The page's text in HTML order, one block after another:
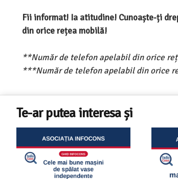
Fii informat! Ia atitudine! Cunoaște-ți
din orice rețea mobilă!
**Număr de telefon apelabil din orice
***Număr de telefon apelabil din orice
Te-ar putea interesa și